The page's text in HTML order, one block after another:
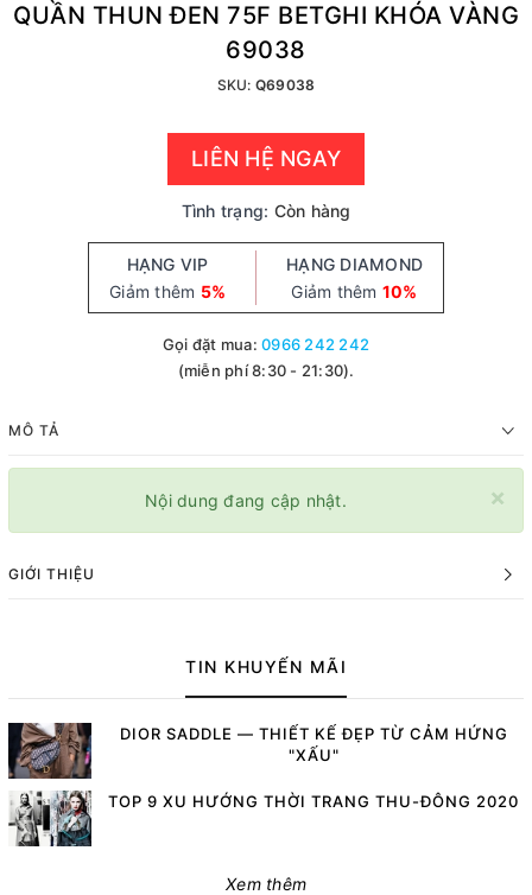
QUẦN THUN ĐEN 75F BETGHI KHÓA VÀNG
69038
SKU: Q69038
LIÊN HỆ NGAY
Tình trạng: Còn hàng
HẠNG VIP
Giảm thêm 5%
HẠNG DIAMOND
Giảm thêm 10%
Gọi đặt mua:0966 242 242
(miễn phí 8:30 - 21:30).
MÔ TẢ
×
Nội dung đang cập nhật.
GIỚI THIỆU
TIN KHUYẾN MÃI
DIOR SADDLE — THIẾT KẾ ĐẸP TỪ CẢM HỨNG
"XẤU"
TOP 9 XU HƯỚNG THỜI TRANG THU-ĐÔNG 2020
Xem thêm